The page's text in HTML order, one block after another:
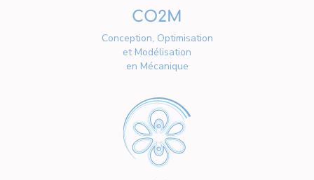
CO2M
Conception, Optimisation
et Modélisation
en Mécanique